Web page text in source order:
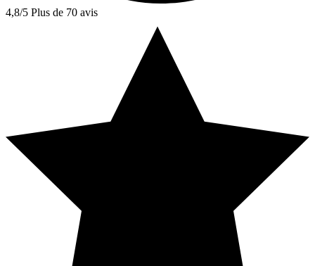
4,8/5 Plus de 70 avis